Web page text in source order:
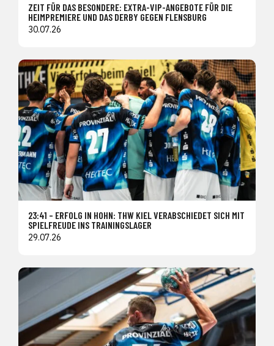
ZEIT FÜR DAS BESONDERE: EXTRA-VIP-ANGEBOTE FÜR DIE
HEIMPREMIERE UND DAS DERBY GEGEN FLENSBURG
30.07.26
23:41 – ERFOLG IN HOHN: THW KIEL VERABSCHIEDET SICH MIT
SPIELFREUDE INS TRAININGSLAGER
29.07.26